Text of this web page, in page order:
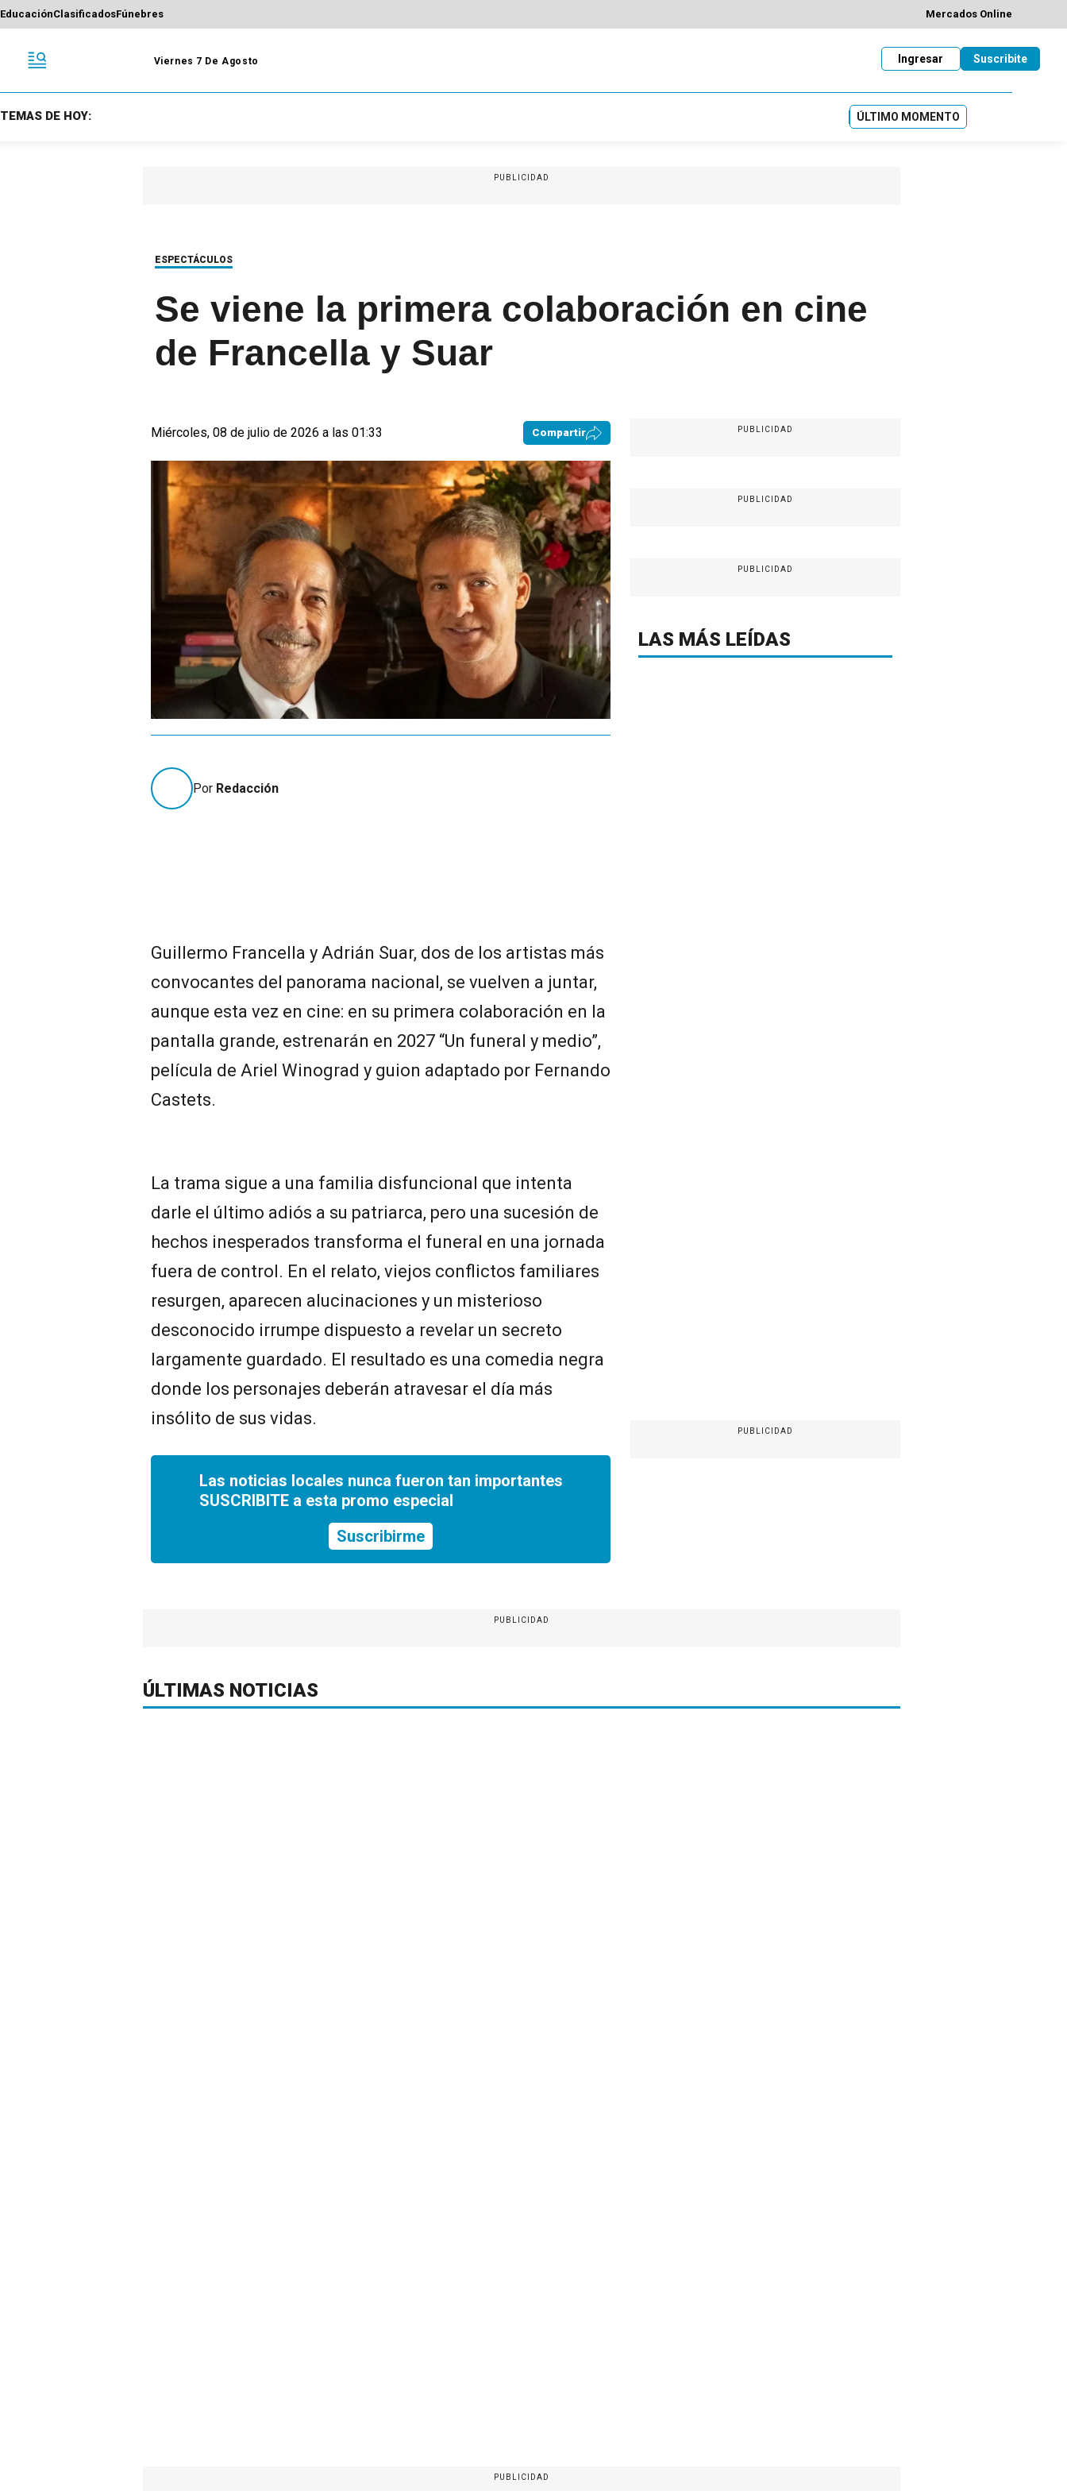
EducaciónClasificadosFúnebres Mercados Online
Viernes 7 De Agosto Suscribite
Ingresar
TEMAS DE HOY: ÚLTIMO MOMENTO
PUBLICIDAD
ESPECTÁCULOS
Se viene la primera colaboración en cine
de Francella y Suar
Miércoles, 08 de julio de 2026 a las 01:33 Compartir
Por Redacción
Guillermo Francella y Adrián Suar, dos de los artistas más
convocantes del panorama nacional, se vuelven a juntar,
aunque esta vez en cine: en su primera colaboración en la
pantalla grande, estrenarán en 2027 “Un funeral y medio”,
película de Ariel Winograd y guion adaptado por Fernando
Castets.
La trama sigue a una familia disfuncional que intenta
darle el último adiós a su patriarca, pero una sucesión de
hechos inesperados transforma el funeral en una jornada
fuera de control. En el relato, viejos conflictos familiares
resurgen, aparecen alucinaciones y un misterioso
desconocido irrumpe dispuesto a revelar un secreto
largamente guardado. El resultado es una comedia negra
donde los personajes deberán atravesar el día más
insólito de sus vidas.
Las noticias locales nunca fueron tan importantes
SUSCRIBITE a esta promo especial
Suscribirme
PUBLICIDAD
PUBLICIDAD
PUBLICIDAD
LAS MÁS LEÍDAS
PUBLICIDAD
PUBLICIDAD
ÚLTIMAS NOTICIAS
PUBLICIDAD